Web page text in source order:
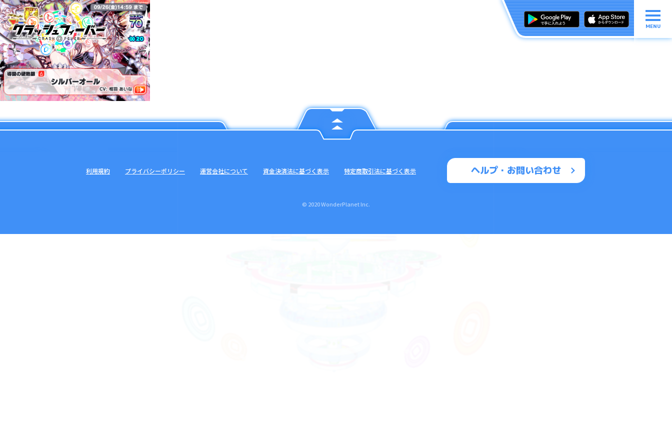
MENU
ヘルプ・お問い合わせ
利用規約 プライバシーポリシー 運営会社について 資金決済法に基づく表示 特定商取引法に基づく表示
© 2020 WonderPlanet Inc.